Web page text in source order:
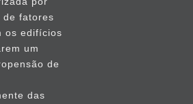
de fatores
os edifícios
um
de
das